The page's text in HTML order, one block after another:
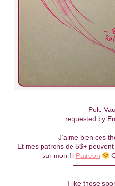
Pole
requested by
J’aime bien ces
Et mes patrons de 5$+
sur mon fil Patreon
I like those